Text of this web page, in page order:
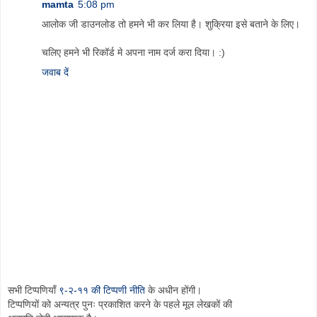
mamta 5:08 pm
आलोक जी डाउनलोड तो हमने भी कर लिया है। शुक्रिया इसे बताने के लिए।
चलिए हमने भी रिकॉर्ड मे अपना नाम दर्ज करा दिया। :)
जवाब दें
सभी टिप्पणियाँ ९-२-११ की टिप्पणी नीति के अधीन होंगी।
टिप्पणियों को अन्यत्र पुनः प्रकाशित करने के पहले मूल लेखकों की